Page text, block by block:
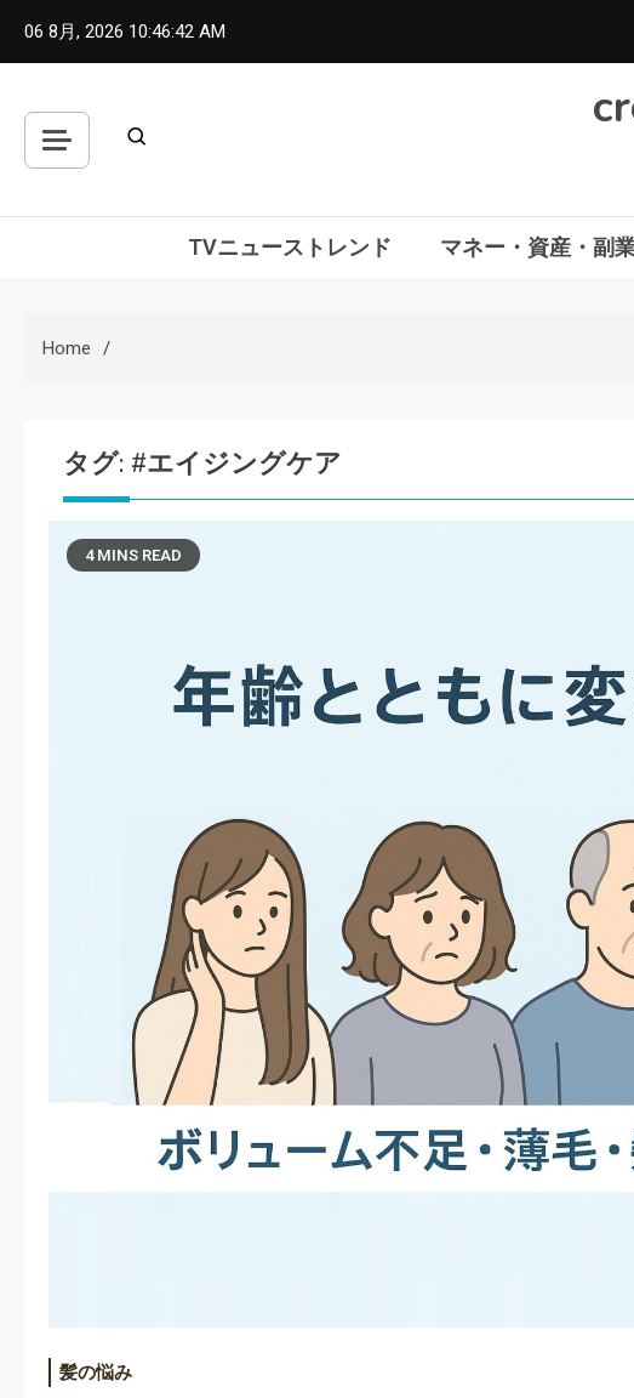
06 8月, 2026 10:46:43 AM
TVニューストレンド マネー・資産・副
Home
タグ: #エイジングケア
4 MINS READ
髪の悩み